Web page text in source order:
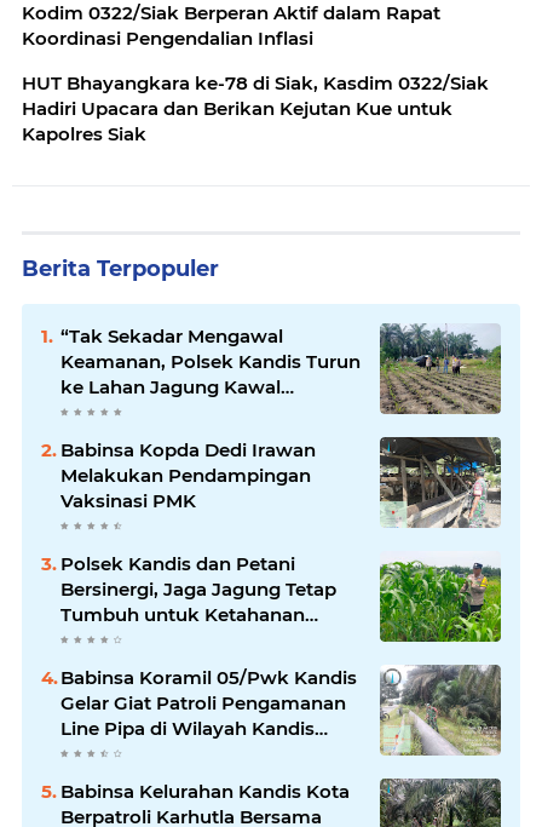
Kodim 0322/Siak Berperan Aktif dalam Rapat
Koordinasi Pengendalian Inflasi
HUT Bhayangkara ke-78 di Siak, Kasdim 0322/Siak
Hadiri Upacara dan Berikan Kejutan Kue untuk
Kapolres Siak
Berita Terpopuler
“Tak Sekadar Mengawal
Keamanan, Polsek Kandis Turun
ke Lahan Jagung Kawal
Ketahanan Pangan
Babinsa Kopda Dedi Irawan
Melakukan Pendampingan
Vaksinasi PMK
Polsek Kandis dan Petani
Bersinergi, Jaga Jagung Tetap
Tumbuh untuk Ketahanan
Pangan
Babinsa Koramil 05/Pwk Kandis
Gelar Giat Patroli Pengamanan
Line Pipa di Wilayah Kandis
Kandis
Babinsa Kelurahan Kandis Kota
Berpatroli Karhutla Bersama